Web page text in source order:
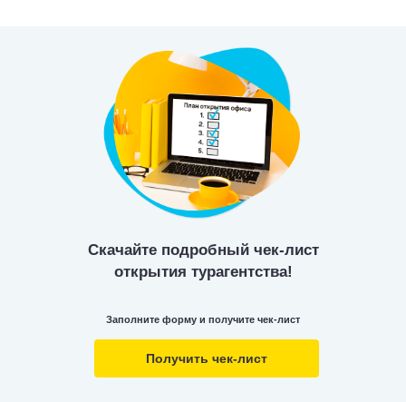
Заполните форму и получите чек-лист
Скачайте подробный чек-лист
открытия турагентства!
Получить чек-лист